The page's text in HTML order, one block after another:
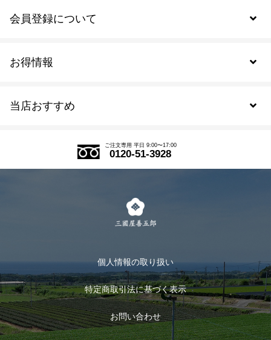
当店おすすめ
式部の香りシリーズ
お茶のギフト
おすすめのお茶
お茶に合うスイーツ
お得情報
会員登録について
会員規約について
ログイン
ログアウト
ご注文専用 平日 9:00〜17:00
0120-51-3928
個人情報の取り扱い
特定商取引法に基づく表示
お問い合わせ